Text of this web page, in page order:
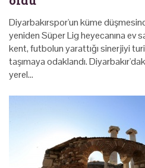
Diyarbakırspor'un küme
yeniden Süper Lig heyecanına ev
kent, futbolun yarattığı sinerjiyi
taşımaya odaklandı.
yerel…